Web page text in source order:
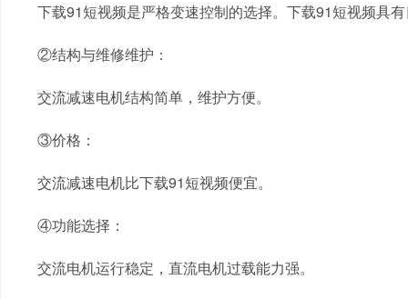
下载91短视频是严格变速控制的选择。下载91短视频具
②结构与维修维护：
交流减速电机结构简单，维护方便。
③价格：
交流减速电机比下载91短视频便宜。
④功能选择：
交流电机运行稳定，直流电机过载能力强。